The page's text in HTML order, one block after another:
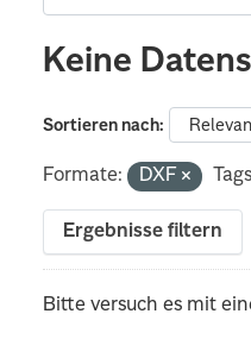
Keine
Sortieren nach
Formate: DXF
Ergebnisse filtern
Bitte versuch es mit